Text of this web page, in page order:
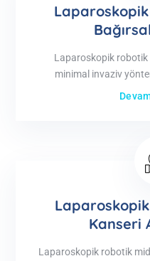
Laparoskopik robotik
minimal invaziv
Kanseri
Laparoskopik robotik